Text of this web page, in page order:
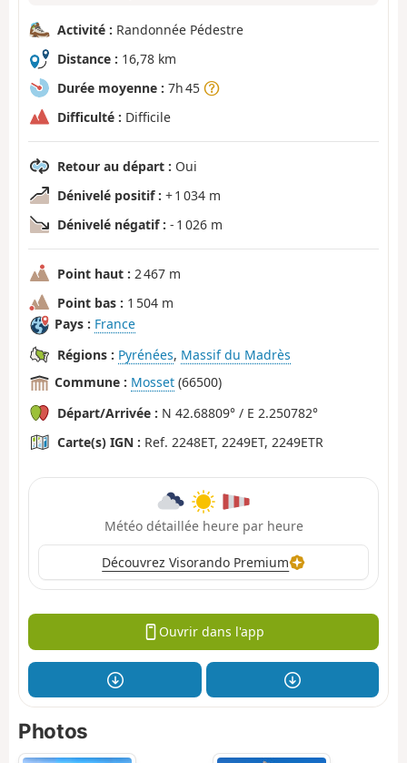
Activité : Randonnée Pédestre
Distance : 16,78 km
Durée moyenne : 7h 45
Difficulté : Difficile
Retour au départ : Oui
Dénivelé positif : + 1 034 m
Dénivelé négatif : - 1 026 m
Point haut : 2 467 m
Point bas : 1 504 m
Pays : France
Régions : Pyrénées, Massif du Madrès
Commune : Mosset (66500)
Départ/Arrivée : N 42.68809° / E 2.250782°
Carte(s) IGN : Ref. 2248ET, 2249ET, 2249ETR
Météo détaillée heure par heure
Découvrez Visorando Premium
Ouvrir dans l'app
Photos